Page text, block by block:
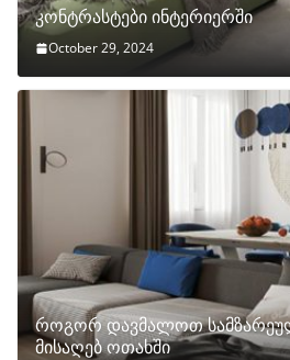
კონტრასტები ინტერიერში
October 29, 2024
როგორ დავმალოთ
მისაღებ ოთახში